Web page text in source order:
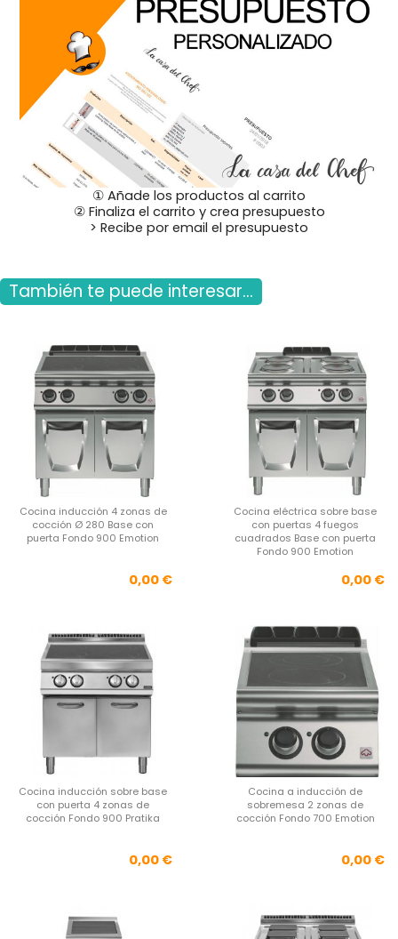
① Añade los productos al carrito
② Finaliza el carrito y crea presupuesto
> Recibe por email el presupuesto
También te puede interesar...
Cocina inducción 4 zonas de
cocción Ø 280 Base con
puerta Fondo 900 Emotion
Precio
0,00 €
Cocina eléctrica sobre base
con puertas 4 fuegos
cuadrados Base con puerta
Fondo 900 Emotion
0,00 €
Cocina inducción sobre base
con puerta 4 zonas de
cocción Fondo 900 Pratika
Precio
0,00 €
Cocina a inducción de
sobremesa 2 zonas de
cocción Fondo 700 Emotion
0,00 €